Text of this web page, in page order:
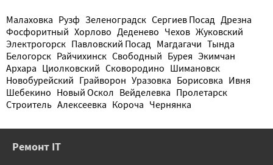
Малаховка Рузф Зеленоградск Сергиев Посад Дрезна
Фосфоритный Хорлово Деденево Чехов Жуковский
Электрогорск Павловский Посад Магдагачи Тында
Белогорск Райчихинск Свободный Бурея Экимчан
Архара Циолковский Сковородино Шимановск
Новобурейский Грайворон Уразовка Борисовка Ивня
Шебекино Новый Оскол Вейделевка Пролетарск
Строитель Алексеевка Короча Чернянка
Ремонт IT